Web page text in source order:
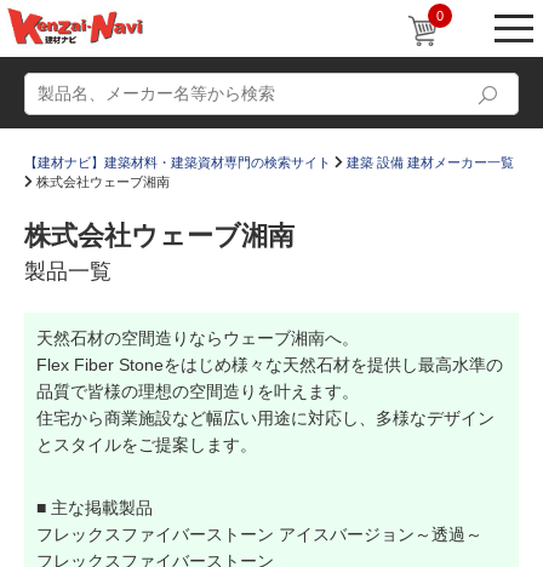
0
かたなび コラム
すまいリング 設計士インタビュー
Q＆A 販売・施工代理店募集
【建材ナビ】建築材料・建築資材専門の検索サイト
建築 設備 建材メーカー一覧
株式会社ウェーブ湘南
株式会社ウェーブ湘南
製品一覧
天然石材の空間造りならウェーブ湘南へ。
Flex Fiber Stoneをはじめ様々な天然石材を提供し最高水準の
品質で皆様の理想の空間造りを叶えます。
住宅から商業施設など幅広い用途に対応し、多様なデザイン
とスタイルをご提案します。
■ 主な掲載製品
フレックスファイバーストーン アイスバージョン～透過～
フレックスファイバーストーン